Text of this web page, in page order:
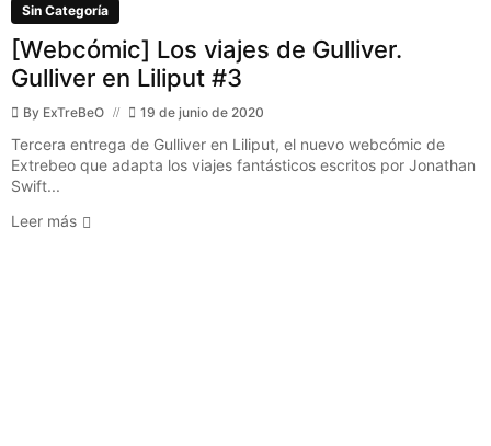
Sin Categoría
[Webcómic] Los viajes de Gulliver.
Gulliver en Liliput #3
By ExTreBeO 19 de junio de 2020
Tercera entrega de Gulliver en Liliput, el nuevo webcómic de
Extrebeo que adapta los viajes fantásticos escritos por Jonathan
Swift...
Leer más